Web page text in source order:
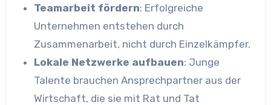
Teamarbeit fördern: Erfolgreiche
Unternehmen entstehen durch
Zusammenarbeit, nicht durch Einzelkämpfer.
Lokale Netzwerke aufbauen: Junge
Talente brauchen Ansprechpartner aus der
Wirtschaft, die sie mit Rat und Tat